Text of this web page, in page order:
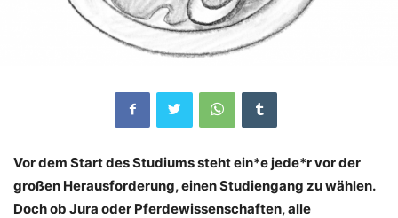
Vor dem Start des Studiums steht ein*e jede*r vor der
großen Herausforderung, einen Studiengang zu wählen.
Doch ob Jura oder Pferdewissenschaften, alle